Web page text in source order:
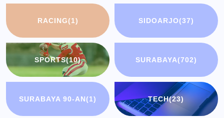
RACING(1) SIDOARJO(37)
SPORTS(10) SURABAYA(702)
SURABAYA 90-AN(1) TECH(23)